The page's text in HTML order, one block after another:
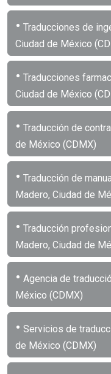
• Traducciones de
Ciudad de México
• Traducciones
Ciudad de México
• Traducción de
de México (CDMX)
• Traducción de
Madero, Ciudad de
• Traducción
Madero, Ciudad de
• Agencia de
México (CDMX)
• Servicios de
de México (CDMX)